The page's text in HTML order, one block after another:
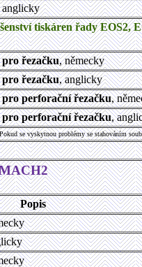
anglicky
tiskáren řady EOS2,
řezačku, německy
řezačku, anglicky
perforační řezačku,
perforační řezačku,
se vyskytnou problémy se stahováním
Popis